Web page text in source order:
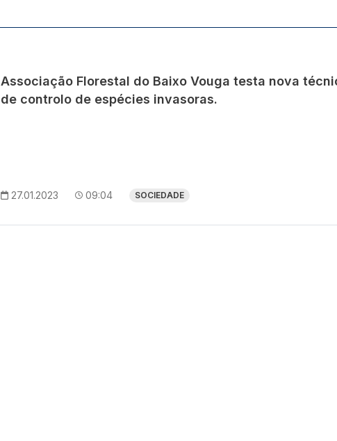
Associação Florestal do Baixo Vouga testa nova
de controlo de espécies invasoras.
27.01.2023 09:04 SOCIEDADE